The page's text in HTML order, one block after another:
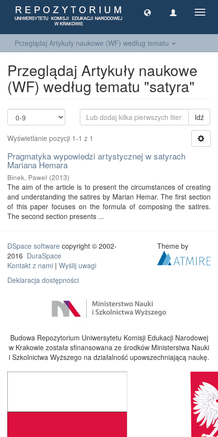
Przeglądaj Artykuły naukowe (WF) według tematu
Przeglądaj Artykuły naukowe
(WF) według tematu "satyra"
Idź
Wyświetlanie pozycji 1-1 z 1
Pragmatyka wypowiedzi artystycznej w satyrach
Mariana Hemara
Binek, Paweł (2013)
The aim of the article is to present the circumstances of creating
and understanding the satires by Marian Hemar. The first section
of this paper focuses on the formula of composing the satires.
The second section presents ...
DSpace software copyright © 2002-
2016 DuraSpace
Kontakt z nami | Wyślij uwagi
Deklaracja dostępności
Theme by
Budowa Repozytorium Uniwersytetu Komisji Edukacji Narodowej
w Krakowie została sfinansowana ze środków Ministerstwa Nauki
i Szkolnictwa Wyższego na działalność upowszechniającą naukę.